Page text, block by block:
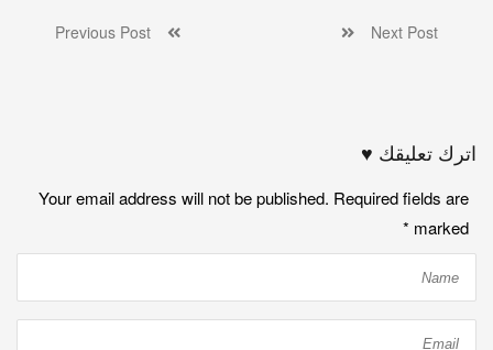
Next Post
اترك تعليقك ♥
Your email address will not be published. Required fields are
marked
*